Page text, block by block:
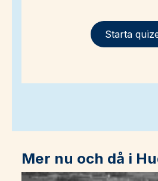
Starta
Mer nu och då i